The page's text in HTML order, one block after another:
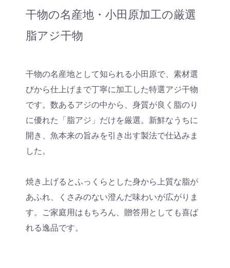
干物の名産地・小田原加工の厳選
脂アジ干物
干物の名産地として知られる小田原で、素材選
びから仕上げまで丁寧に加工した特選アジ干物
です。数あるアジの中から、身質が良く脂のり
に優れた「脂アジ」だけを厳選。新鮮なうちに
開き、魚本来の旨みを引き出す製法で仕込みま
した。
焼き上げるとふっくらとした身から上質な脂が
あふれ、くさみのない澄んだ味わいが広がりま
す。ご家庭用はもちろん、贈答用としても喜ば
れる逸品です。